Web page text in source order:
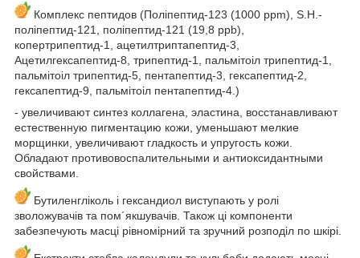
Комплекс пептидов (Поліпептид-123 (1000 ppm), S.H.-
поліпептид-121, поліпептид-121 (19,8 ppb),
копертрипептид-1, ацетилтриптапептид-3,
Ацетилгексапептид-8, трипептид-1, пальмітоіл трипептид-1,
пальмітоіл трипептид-5, пентапептид-3, гексапептид-2,
гексапептид-9, пальмітоіл пентапептид-4.)
- увеличивают синтез коллагена, эластина, восстанавливают
естественную пигментацию кожи, уменьшают мелкие
морщинки, увеличивают гладкость и упругость кожи.
Обладают противовоспалительными и антиоксидантными
свойствами.
Бутиленгліколь і гександиол виступають у ролі
зволожувачів та пом´якшувачів. Також ці компоненти
забезпечують масці рівномірний та зручний розподіл по шкірі.